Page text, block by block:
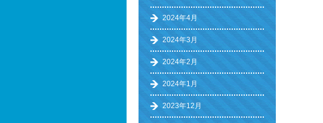
2024年4月
2024年3月
2024年2月
2024年1月
2023年12月